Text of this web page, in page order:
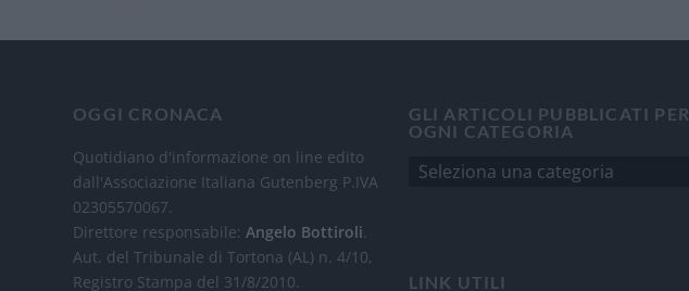
OGGI CRONACA
Quotidiano d'informazione on line edito
dall'Associazione Italiana Gutenberg P.IVA
02305570067.
Direttore responsabile:Angelo Bottiroli.
Aut. del Tribunale di Tortona (AL) n. 4/10,
Registro Stampa del 31/8/2010.
GLI ARTICOLI PUBBLICATI PER
OGNI CATEGORIA
LINK UTILI